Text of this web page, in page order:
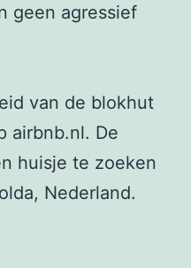
geen agressief
van de blokhut
airbnb.nl. De
huisje te zoeken
Nederland.